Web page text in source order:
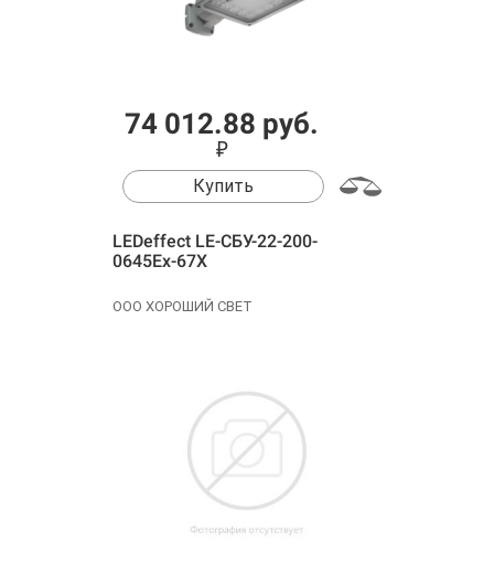
74 012.88 руб.
₽
Купить
LEDeffect LE-СБУ-22-200-
0645Ех-67Х
ООО ХОРОШИЙ СВЕТ